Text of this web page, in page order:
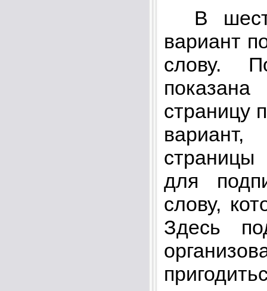
В
вариант
слову.
страницу
страницы
для
слову,
Здесь